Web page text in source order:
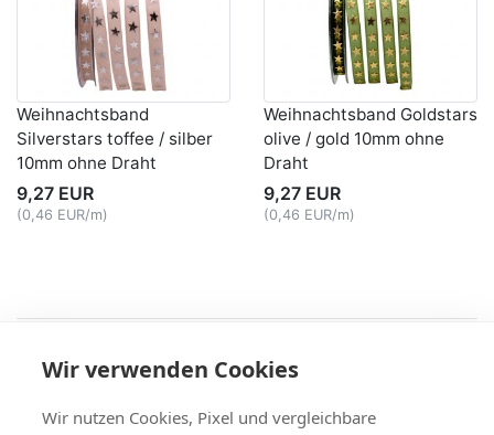
Weihnachtsband
Silverstars toffee / silber
10mm ohne Draht
9,27 EUR
(0,46 EUR/m)
Weihnachtsband Goldstars
olive / gold 10mm ohne
Draht
9,27 EUR
(0,46 EUR/m)
AGB
| Widerruf & -formular | Datenschutz
Versand & Zahlung,Kontakt,Fax-Bestellschein
Wir verwenden Cookies
Wir nutzen Cookies, Pixel und vergleichbare